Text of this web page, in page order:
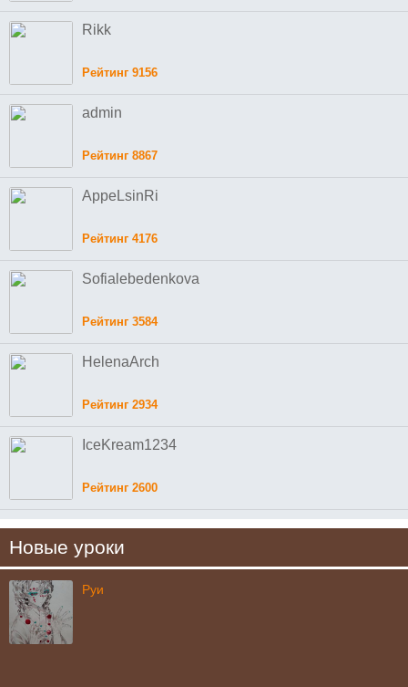
Rikk
Рейтинг 9156
admin
Рейтинг 8867
AppeLsinRi
Рейтинг 4176
Sofialebedenkova
Рейтинг 3584
HelenaArch
Рейтинг 2934
IceKream1234
Рейтинг 2600
Новые уроки
Руи